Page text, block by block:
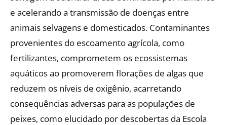
e acelerando a transmissão de doenças entre
animais selvagens e domesticados. Contaminantes
provenientes do escoamento agrícola, como
fertilizantes, comprometem os ecossistemas
aquáticos ao promoverem florações de algas que
reduzem os níveis de oxigênio, acarretando
consequências adversas para as populações de
peixes, como elucidado por descobertas da Escola